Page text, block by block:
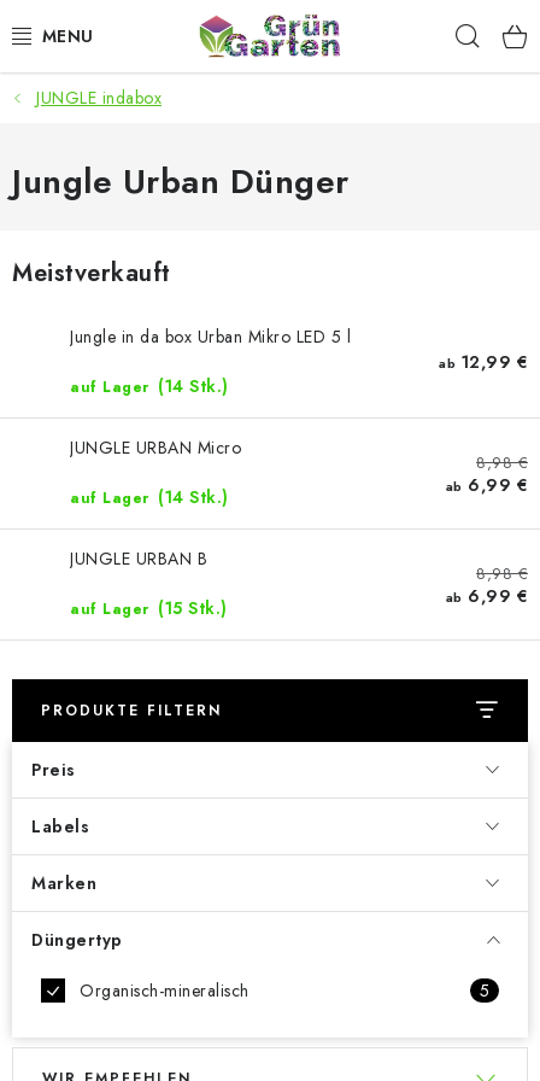
Inhalt
ANGEBOTE
LED PFLANZENLAMPEN
MICROGREENS
SMARTER GARTEN
Geschäftsbewertung Kaufberatung
Kontakt
Datenschutzerklärung Impressum
JUNGLE indabox
Jungle Urban Dünger
Meistverkauft
Jungle in da box Urban Mikro LED 5 l
auf Lager (14 Stk.)
ab 12,99 €
JUNGLE URBAN Micro
auf Lager (14 Stk.)
8,98 €
ab 6,99 €
JUNGLE URBAN B
auf Lager (15 Stk.)
8,98 €
ab 6,99 €
PRODUKTE FILTERN
Preis
Labels
Marken
Düngertyp
Organisch-mineralisch 5
L
P